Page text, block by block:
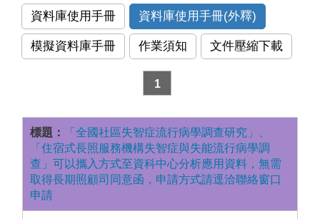
資料庫使用手冊 資料庫使用手冊(外釋)
模擬資料庫手冊 作業須知 文件壓縮下載
1
「全國社區失智症流行病學調查研究」、
「住宿式長照服務機構失智症與失能流行病學調
查」可以攜入方式至資科中心分析應用資料，無需
取得長期照顧司同意函，申請方式請逕洽聯絡窗口
申請